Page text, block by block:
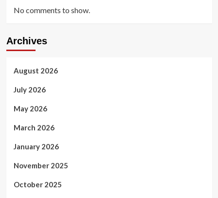
No comments to show.
Archives
August 2026
July 2026
May 2026
March 2026
January 2026
November 2025
October 2025